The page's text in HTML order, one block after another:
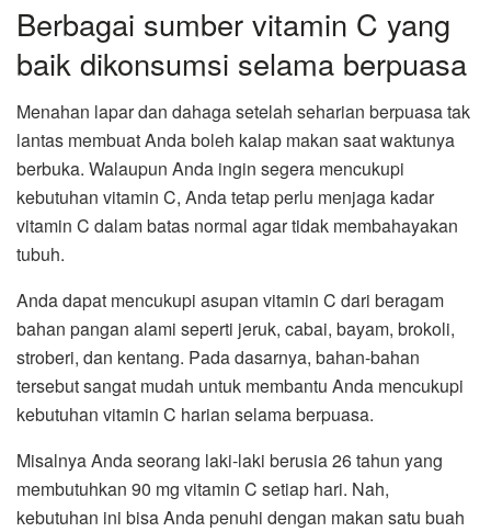
Berbagai sumber vitamin C yang
baik dikonsumsi selama berpuasa
Menahan lapar dan dahaga setelah seharian berpuasa tak
lantas membuat Anda boleh kalap makan saat waktunya
berbuka. Walaupun Anda ingin segera mencukupi
kebutuhan vitamin C, Anda tetap perlu menjaga kadar
vitamin C dalam batas normal agar tidak membahayakan
tubuh.
Anda dapat mencukupi asupan vitamin C dari beragam
bahan pangan alami seperti jeruk, cabai, bayam, brokoli,
stroberi, dan kentang. Pada dasarnya, bahan-bahan
tersebut sangat mudah untuk membantu Anda mencukupi
kebutuhan vitamin C harian selama berpuasa.
Misalnya Anda seorang laki-laki berusia 26 tahun yang
membutuhkan 90 mg vitamin C setiap hari. Nah,
kebutuhan ini bisa Anda penuhi dengan makan satu buah